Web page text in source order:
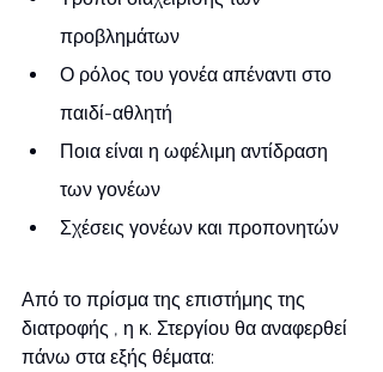
προβλημάτων
Ο ρόλος του γονέα απέναντι στο
παιδί-αθλητή
Ποια είναι η ωφέλιμη αντίδραση
των γονέων
Σχέσεις γονέων και προπονητών
Από το πρίσμα της επιστήμης της
διατροφής , η κ. Στεργίου θα αναφερθεί
πάνω στα εξής θέματα: